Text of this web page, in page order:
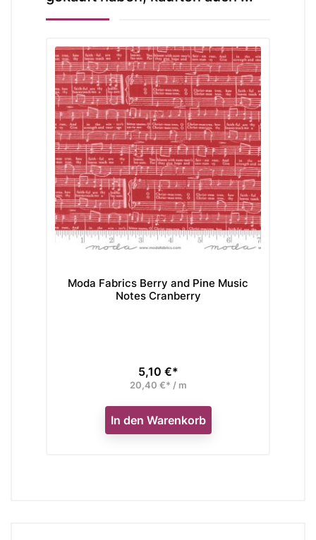
Moda Fabrics Berry and Pine Music
Notes Cranberry
20,40 €* / m
In den Warenkorb